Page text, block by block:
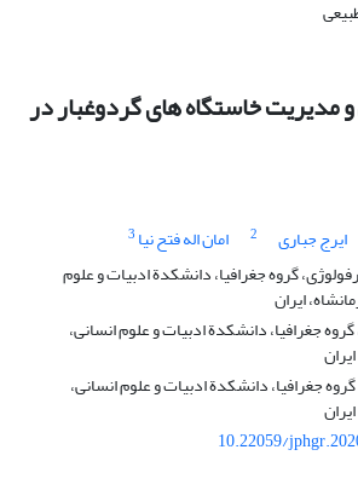
و مدیریت خاستگاه های گردوغبار در
ایرج جباری 2 امان اله فتح نیا 3
گروه جغرافیا، دانشکدة ادبیات و علوم
ایران
جغرافیا، دانشکدة ادبیات و علوم انسانی،
جغرافیا، دانشکدة ادبیات و علوم انسانی،
10.22059/